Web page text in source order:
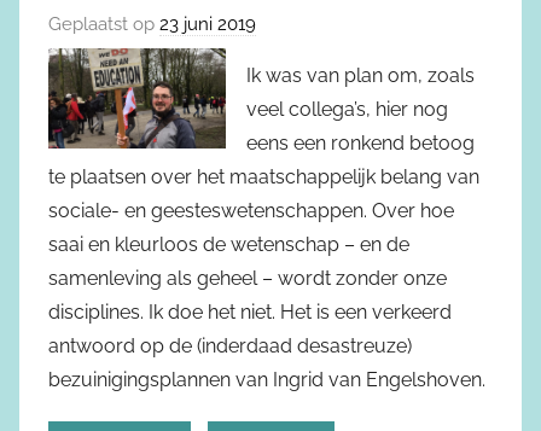
Geplaatst op 23 juni 2019
Ik was van plan om, zoals
veel collega’s, hier nog
eens een ronkend betoog
te plaatsen over het maatschappelijk belang van
sociale- en geesteswetenschappen. Over hoe
saai en kleurloos de wetenschap – en de
samenleving als geheel – wordt zonder onze
disciplines. Ik doe het niet. Het is een verkeerd
antwoord op de (inderdaad desastreuze)
bezuinigingsplannen van Ingrid van Engelshoven.